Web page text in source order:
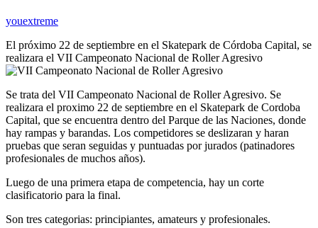
youextreme
El próximo 22 de septiembre en el Skatepark de Córdoba Capital, se
realizara el VII Campeonato Nacional de Roller Agresivo
Se trata del VII Campeonato Nacional de Roller Agresivo. Se
realizara el proximo 22 de septiembre en el Skatepark de Cordoba
Capital, que se encuentra dentro del Parque de las Naciones, donde
hay rampas y barandas. Los competidores se deslizaran y haran
pruebas que seran seguidas y puntuadas por jurados (patinadores
profesionales de muchos años).
Luego de una primera etapa de competencia, hay un corte
clasificatorio para la final.
Son tres categorias: principiantes, amateurs y profesionales.